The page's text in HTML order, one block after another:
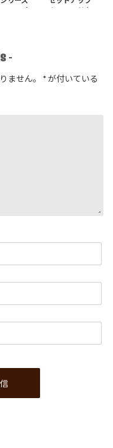
か
ジャケ
作りま
＋スヌードを1
-
ません。 *が付いている